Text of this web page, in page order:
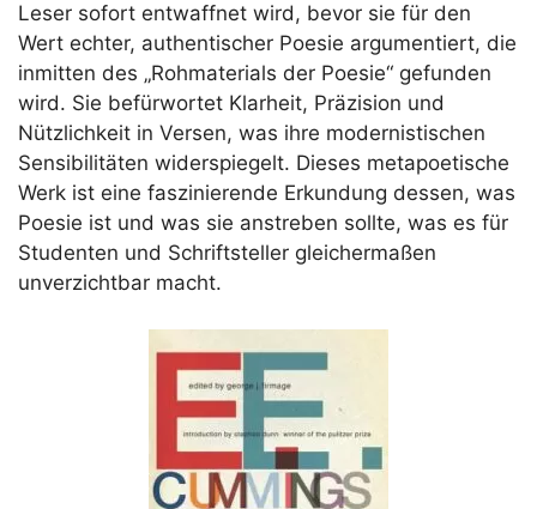
Leser sofort entwaffnet wird, bevor sie für den
Wert echter, authentischer Poesie argumentiert, die
inmitten des „Rohmaterials der Poesie“ gefunden
wird. Sie befürwortet Klarheit, Präzision und
Nützlichkeit in Versen, was ihre modernistischen
Sensibilitäten widerspiegelt. Dieses metapoetische
Werk ist eine faszinierende Erkundung dessen, was
Poesie ist und was sie anstreben sollte, was es für
Studenten und Schriftsteller gleichermaßen
unverzichtbar macht.